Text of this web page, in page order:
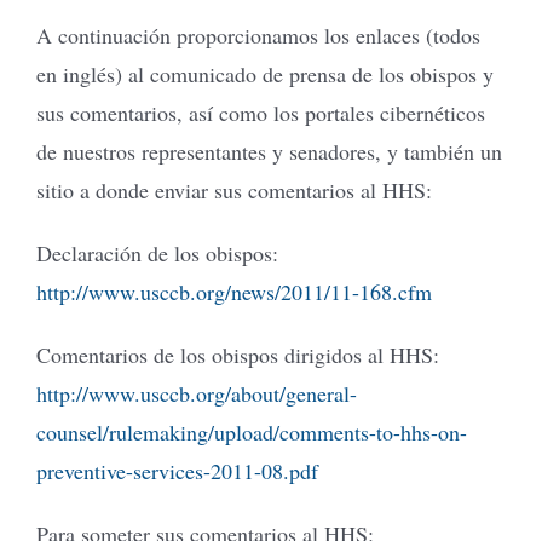
A continuación proporcionamos los enlaces (todos
en inglés) al comunicado de prensa de los obispos y
sus comentarios, así como los portales cibernéticos
de nuestros representantes y senadores, y también un
sitio a donde enviar sus comentarios al HHS:
Declaración de los obispos:
http://www.usccb.org/news/2011/11-168.cfm
Comentarios de los obispos dirigidos al HHS:
http://www.usccb.org/about/general-
counsel/rulemaking/upload/comments-to-hhs-on-
preventive-services-2011-08.pdf
Para someter sus comentarios al HHS: